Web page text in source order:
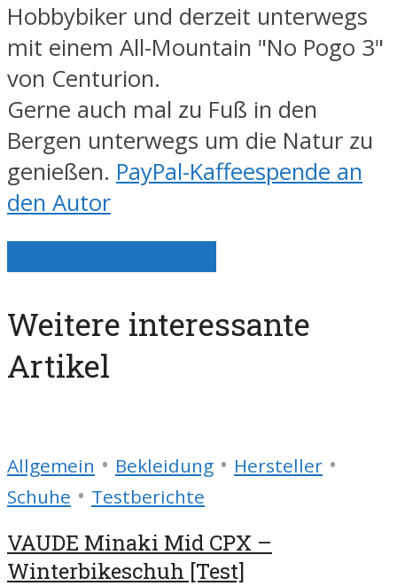
Hobbybiker und derzeit unterwegs
mit einem All-Mountain "No Pogo 3"
von Centurion.
Gerne auch mal zu Fuß in den
Bergen unterwegs um die Natur zu
genießen. PayPal-Kaffeespende an
den Autor
Weitere interessante
Artikel
Allgemein • Bekleidung • Hersteller •
Schuhe • Testberichte
VAUDE Minaki Mid CPX –
Winterbikeschuh [Test]